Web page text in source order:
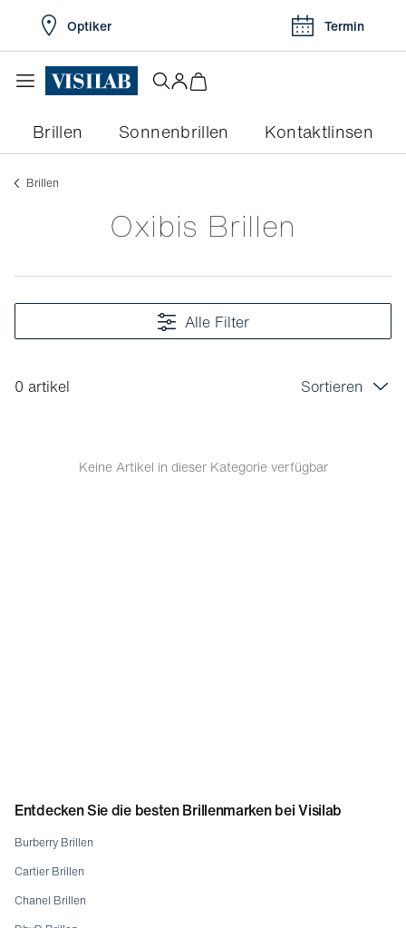
Optiker Termin
Brillen Sonnenbrillen Kontaktlinsen
Brillen
Oxibis Brillen
Alle Filter
0 artikel
Sortieren
Preis (absteigend)
Keine Artikel in dieser Kategorie verfügbar
Entdecken Sie die besten Brillenmarken bei Visilab
Burberry Brillen
Cartier Brillen
Chanel Brillen